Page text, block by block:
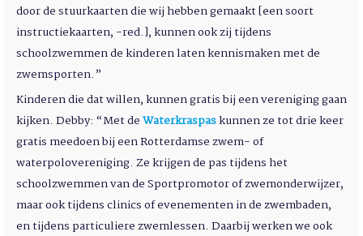
door de stuurkaarten die wij hebben gemaakt [een soort
instructiekaarten, -red.], kunnen ook zij tijdens
schoolzwemmen de kinderen laten kennismaken met de
zwemsporten.”
Kinderen die dat willen, kunnen gratis bij een vereniging gaan
kijken. Debby: “Met deWaterkraspaskunnen ze tot drie keer
gratis meedoen bij een Rotterdamse zwem- of
waterpolovereniging. Ze krijgen de pas tijdens het
schoolzwemmen van de Sportpromotor of zwemonderwijzer,
maar ook tijdens clinics of evenementen in de zwembaden,
en tijdens particuliere zwemlessen. Daarbij werken we ook